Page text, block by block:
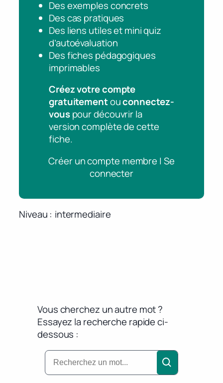
Des exemples concrets
Des cas pratiques
Des liens utiles et mini quiz
d’autoévaluation
Des fiches pédagogiques
imprimables
Créez votre compte
gratuitementouconnectez-
vouspour découvrir la
version complète de cette
fiche.
Créer un compte membre | Se
connecter
Niveau intermediaire
Vous cherchez un autre mot ?
Essayez la recherche rapide ci-
dessous :